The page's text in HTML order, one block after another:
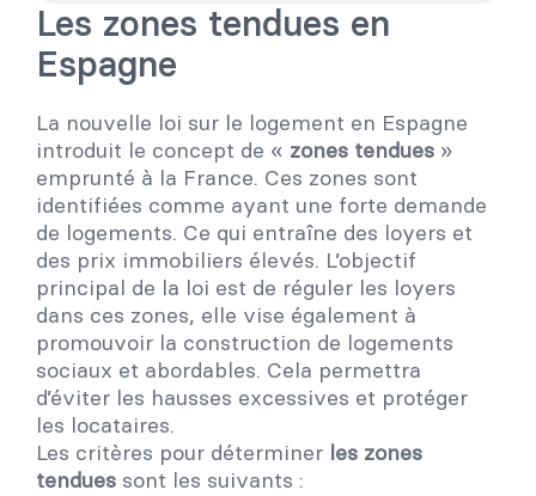
Les zones tendues en
Espagne
La nouvelle loi sur le logement en Espagne
introduit le concept de « zones tendues»
emprunté à la France. Ces zones sont
identifiées comme ayant une forte demande
de logements. Ce qui entraîne des loyers et
des prix immobiliers élevés. L’objectif
principal de la loi est de réguler les loyers
dans ces zones, elle vise également à
promouvoir la construction de logements
sociaux et abordables. Cela permettra
d’éviter les hausses excessives et protéger
les locataires.
Les critères pour déterminer les zones
tenduessont les suivants :